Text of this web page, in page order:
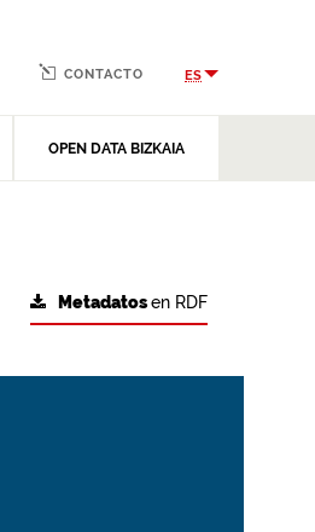
OPEN DATA BIZKAIA
CONTACTO ES
Metadatosen RDF